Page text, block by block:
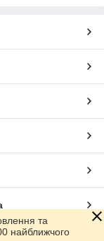
та
найближчого